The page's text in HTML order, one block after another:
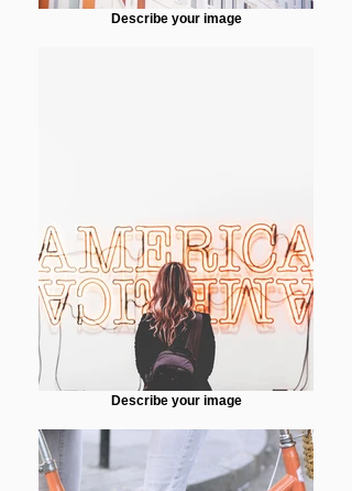
Describe your image
Describe your image